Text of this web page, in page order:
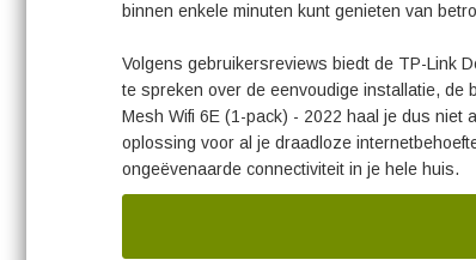
binnen enkele minuten kunt genieten van
Volgens gebruikersreviews biedt de TP-Link
te spreken over de eenvoudige installatie, de
Mesh Wifi 6E (1-pack) - 2022 haal je dus niet
oplossing voor al je draadloze
ongeëvenaarde connectiviteit in je hele huis.